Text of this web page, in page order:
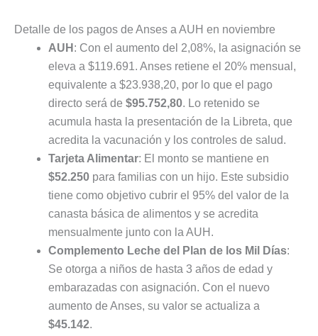
Detalle de los pagos de Anses a AUH en noviembre
AUH : Con el aumento del 2,08%, la asignación se
eleva a $119.691. Anses retiene el 20% mensual,
equivalente a $23.938,20, por lo que el pago
directo será de $95.752,80. Lo retenido se
acumula hasta la presentación de la Libreta, que
acredita la vacunación y los controles de salud.
Tarjeta Alimentar: El monto se mantiene en
$52.250 para familias con un hijo. Este subsidio
tiene como objetivo cubrir el 95% del valor de la
canasta básica de alimentos y se acredita
mensualmente junto con la AUH.
Complemento Leche del Plan de los Mil Días:
Se otorga a niños de hasta 3 años de edad y
embarazadas con asignación. Con el nuevo
aumento de Anses, su valor se actualiza a
$45.142.